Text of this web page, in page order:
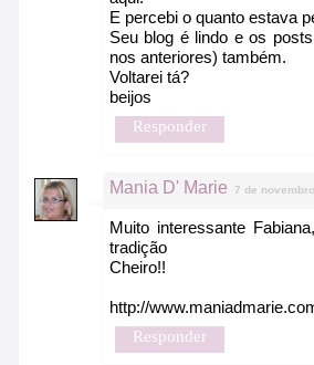
E percebi o quanto estava
Seu blog é lindo e os
nos anteriores) também.
Voltarei tá?
beijos
Responder
Mania D' Marie 7 de
Muito interessante
tradição
Cheiro!!
http://
Responder